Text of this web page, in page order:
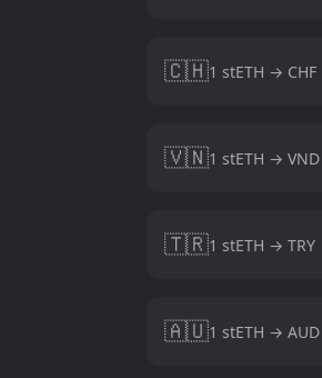
🇨🇭1 stETH → CHF
🇻🇳1 stETH → VND
🇹🇷1 stETH → TRY
🇦🇺1 stETH → AUD